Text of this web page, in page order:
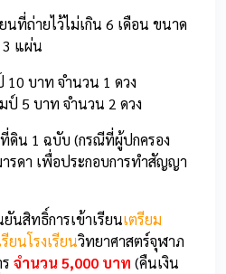
นที่ถ่ายไว้ไม่เกิน 6 เดือน ขนาด
3 แผ่น
10 บาท จำนวน 1 ดวง
ป์ 5 บาท จำนวน 2 ดวง
ดิน 1 ฉบับ (กรณีที่ผู้ปกครอง
รดา เพื่อประกอบการทำสัญญา
นสิทธิ์การเข้าเรียนเตรียม
ยนโรงเรียนวิทยาศาสตร์จุฬาภ
จำนวน 5,000 บาท (คืนเงิน